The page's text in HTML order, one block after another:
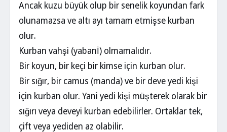
Ancak kuzu büyük olup bir senelik koyundan fark
olunamazsa ve altı ayı tamam etmişse kurban
olur.
Kurban vahşi (yabanİ) olmamalıdır.
Bir koyun, bir keçi bir kimse için kurban olur.
Bir sığır, bir camus (manda) ve bir deve yedi kişi
için kurban olur. Yani yedi kişi müşterek olarak bir
sığırı veya deveyi kurban edebilirler. Ortaklar tek,
çift veya yediden az olabilir.